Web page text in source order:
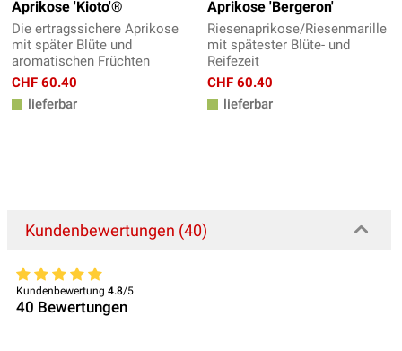
Aprikose 'Kioto'®
Die ertragssichere Aprikose
mit später Blüte und
aromatischen Früchten
CHF 60.40
lieferbar
Aprikose 'Bergeron'
Riesenaprikose/Riesenmarille
mit spätester Blüte- und
Reifezeit
CHF 60.40
lieferbar
Kundenbewertungen (40)
Kundenbewertung 4.8/5
40 Bewertungen